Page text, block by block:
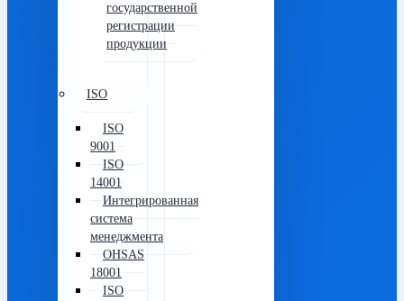
государственной
регистрации
продукции
ISO
ISO
9001
ISO
14001
Интегрированная
система
менеджмента
OHSAS
18001
ISO